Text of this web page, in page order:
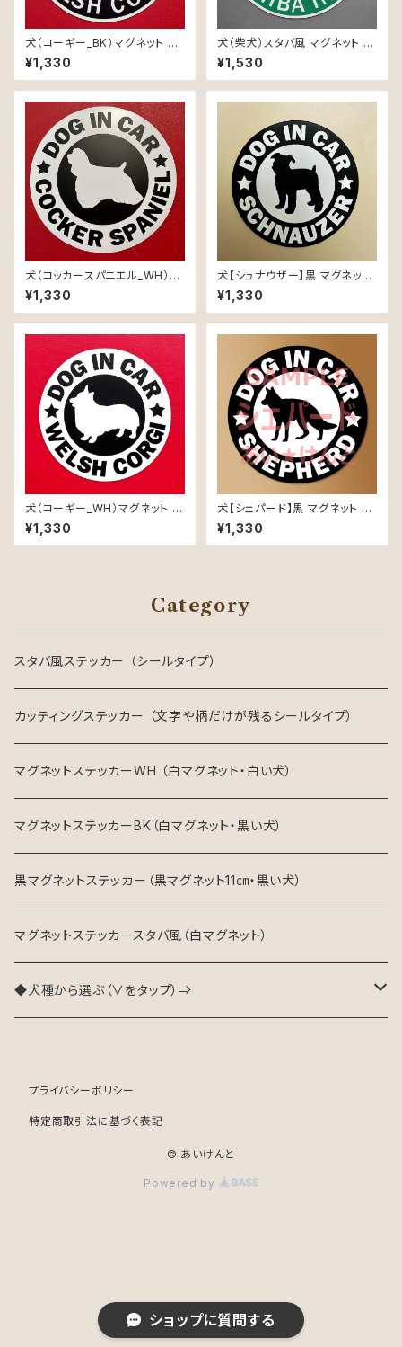
ショップに質問する
犬（コーギー_BK）マグネット ス
テッカー 防水 車用
¥1,330
犬（柴犬）スタバ風 マグネット ス
テッカー 防水 車用
¥1,530
犬（コッカースパニエル_WH）マ
グネット ステッカー 防水 車用
¥1,330
犬【シュナウザー】黒 マグネット
ステッカー 防水 車用
¥1,330
犬（コーギー_WH）マグネット ス
テッカー 防水 車用
¥1,330
犬【シェパード】黒 マグネット ス
テッカー 防水 車用
¥1,330
Category
スタバ風ステッカー （シールタイプ）
カッティングステッカー （文字や柄だけが残るシールタイプ）
マグネットステッカーWH （白マグネット・白い犬）
マグネットステッカーBK（白マグネット・黒い犬）
黒マグネットステッカー（黒マグネット11㎝・黒い犬）
マグネットステッカースタバ風（白マグネット）
◆犬種から選ぶ（∨をタップ）⇒
イタリアングレーハウンド
プライバシーポリシー
特定商取引法に基づく表記
© あいけんと
Powered by